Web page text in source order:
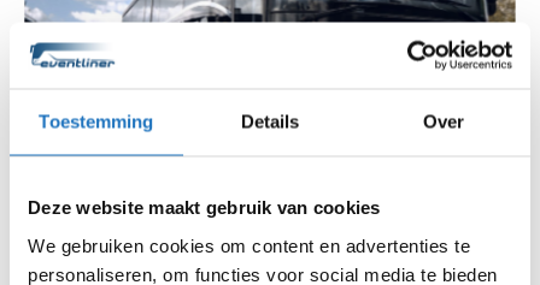
Toestemming Details Over
Deze website maakt gebruik van cookies
We gebruiken cookies om content en advertenties te
personaliseren, om functies voor social media te bieden